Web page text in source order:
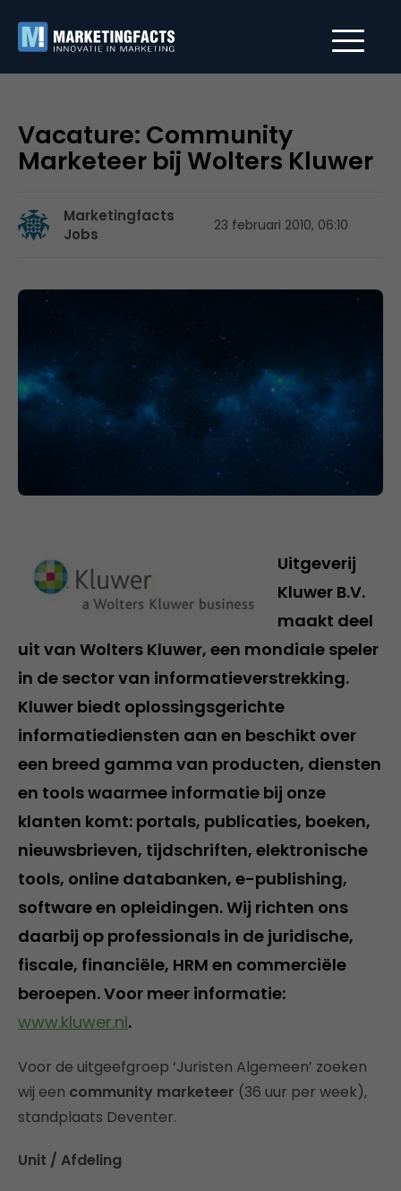
Vacature: Community
Marketeer bij Wolters Kluwer
Marketingfacts
Jobs
23 februari 2010, 06:10
Uitgeverij
Kluwer B.V.
maakt deel
uit van Wolters Kluwer, een mondiale speler
in de sector van informatieverstrekking.
Kluwer biedt oplossingsgerichte
informatiediensten aan en beschikt over
een breed gamma van producten, diensten
en tools waarmee informatie bij onze
klanten komt: portals, publicaties, boeken,
nieuwsbrieven, tijdschriften, elektronische
tools, online databanken, e-publishing,
software en opleidingen. Wij richten ons
daarbij op professionals in de juridische,
fiscale, financiële, HRM en commerciële
beroepen. Voor meer informatie:
www.kluwer.nl.
Voor de uitgeefgroep ‘Juristen Algemeen’ zoeken
wij een community marketeer (36 uur per week),
standplaats Deventer.
Unit / Afdeling